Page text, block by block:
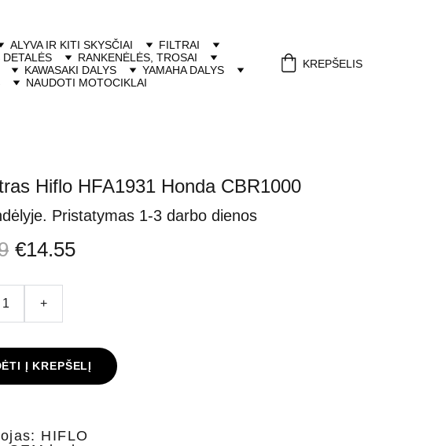
ALYVA IR KITI SKYSČIAI
FILTRAI
RANKENĖLĖS, TROSAI
KAWASAKI DALYS
YAMAHA DALYS
NAUDOTI MOTOCIKLAI
KREPŠELIS
Hiflo HFA1931 Honda CBR1000
Pristatymas 1-3 darbo dienos
€14.55
+
Į KREPŠELĮ
HIFLO